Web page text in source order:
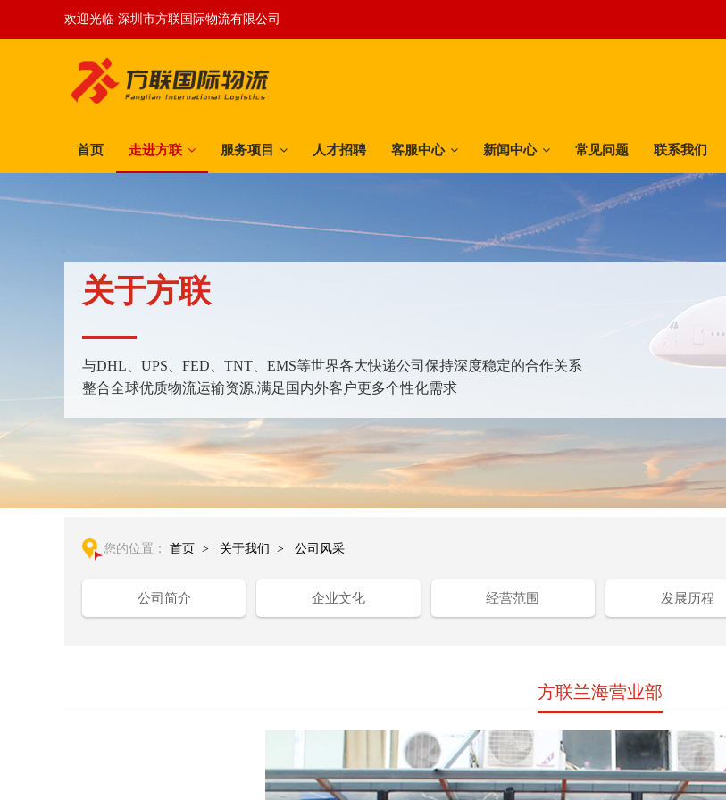
欢迎光临 深圳市方联国际物流有限公司
首页 走进方联 服务项目 人才招聘 客服中心 新闻中心 常见问题 联系我们
关于方联
与DHL、UPS、FED、TNT、EMS等世界各大快递公司保持深度稳定的合作关系
整合全球优质物流运输资源,满足国内外客户更多个性化需求
您的位置： 首页 > 关于我们 > 公司风采
公司简介 企业文化 经营范围 发展历程
方联兰海营业部